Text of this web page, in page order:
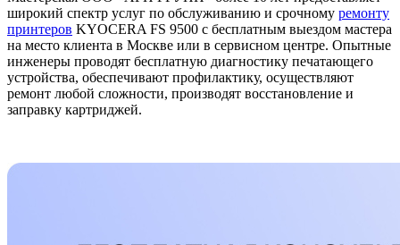
широкий спектр услуг по обслуживанию и срочному ремонту
принтеров KYOCERA FS 9500 с бесплатным выездом мастера
на место клиента в Москве или в сервисном центре. Опытные
инженеры проводят бесплатную диагностику печатающего
устройства, обеспечивают профилактику, осуществляют
ремонт любой сложности, производят восстановление и
заправку картриджей.